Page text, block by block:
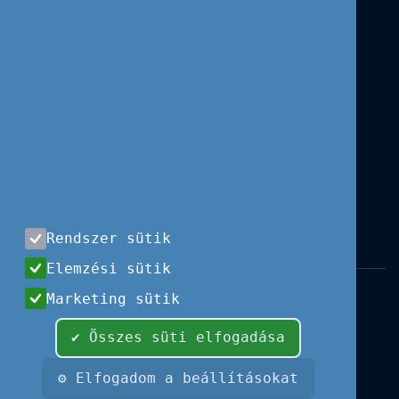
Impresszum |Használati feltételek
Adatvédelem|Sajtóközlemények|Kapcsolat
Minden jog fenntartva, 2026 © Tempus
Közalapítvány
Rendszer sütik
Elemzési sütik
Marketing sütik
✔ Összes süti elfogadása
⚙ Elfogadom a beállításokat